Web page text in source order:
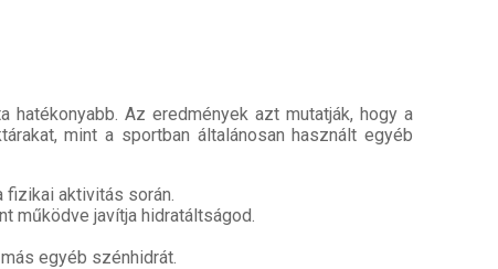
Az eredmények azt mutatják, hogy a
mint a sportban általánosan használt egyéb
aktivitás során.
működve javítja hidratáltságod.
egyéb szénhidrát.